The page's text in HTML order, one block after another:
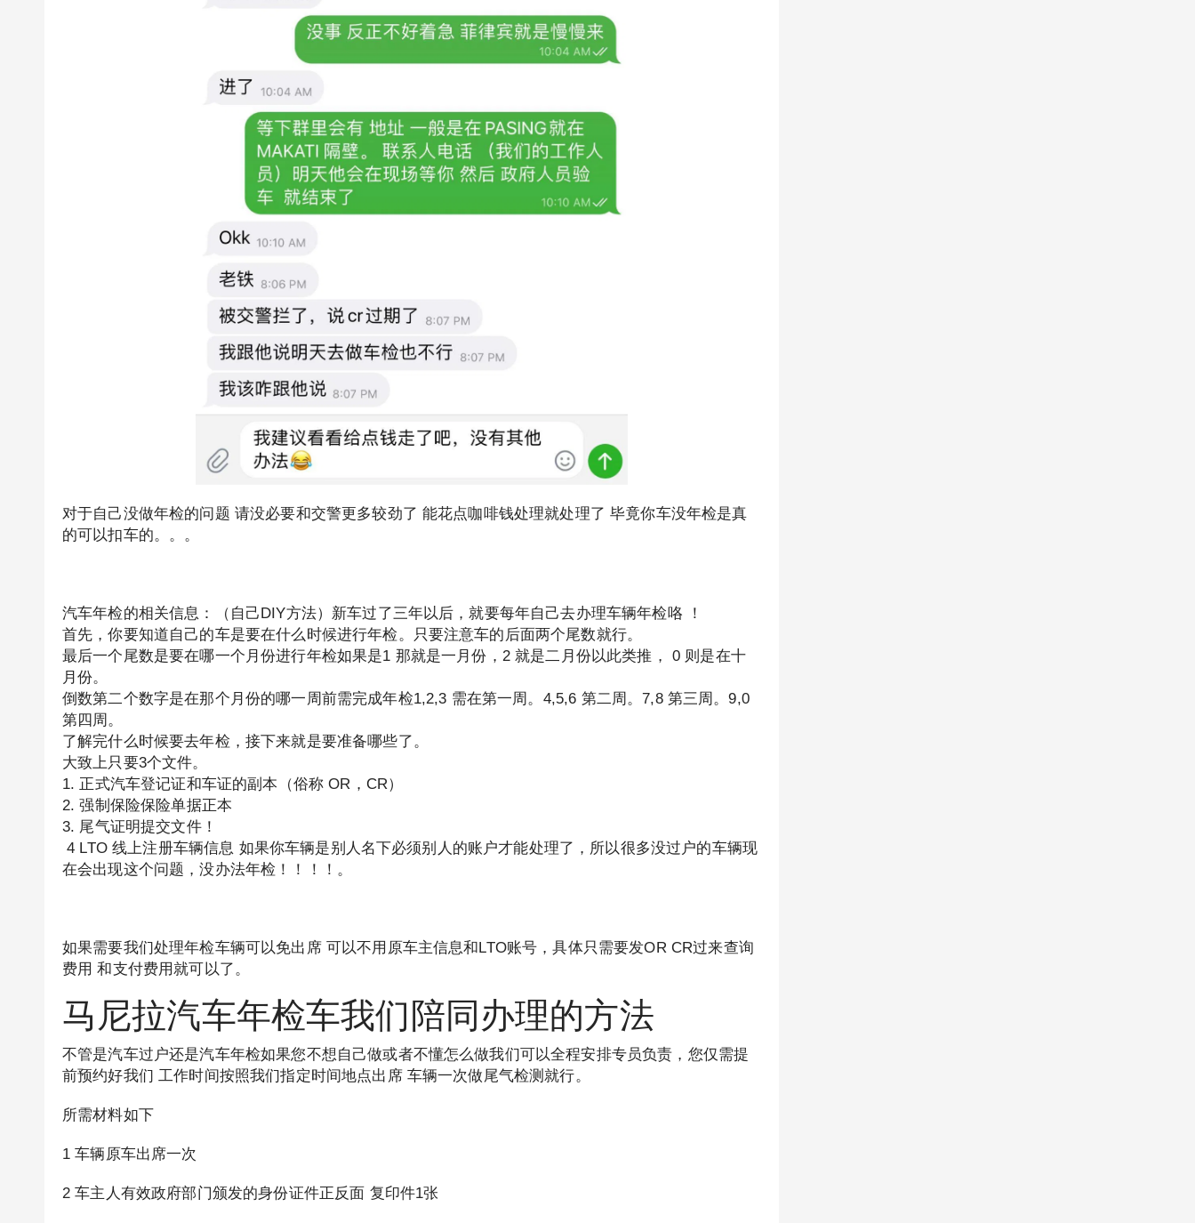
对于自己没做年检的问题 请没必要和交警更多较劲了 能花点咖啡钱处理就处理了 毕竟你车没年检是真
的可以扣车的。。。
汽车年检的相关信息：（自己DIY方法）新车过了三年以后，就要每年自己去办理车辆年检咯 ！
首先，你要知道自己的车是要在什么时候进行年检。只要注意车的后面两个尾数就行。
最后一个尾数是要在哪一个月份进行年检如果是1 那就是一月份，2 就是二月份以此类推， 0 则是在十
月份。
倒数第二个数字是在那个月份的哪一周前需完成年检1,2,3 需在第一周。4,5,6 第二周。7,8 第三周。9,0
第四周。
了解完什么时候要去年检，接下来就是要准备哪些了。
大致上只要3个文件。
1. 正式汽车登记证和车证的副本（俗称 OR，CR）
2. 强制保险保险单据正本
3. 尾气证明提交文件！
4 LTO 线上注册车辆信息 如果你车辆是别人名下必须别人的账户才能处理了，所以很多没过户的车辆现
在会出现这个问题，没办法年检！！！！。
如果需要我们处理年检车辆可以免出席 可以不用原车主信息和LTO账号，具体只需要发OR CR过来查询
费用 和支付费用就可以了。
马尼拉汽车年检车我们陪同办理的方法
不管是汽车过户还是汽车年检如果您不想自己做或者不懂怎么做我们可以全程安排专员负责，您仅需提
前预约好我们 工作时间按照我们指定时间地点出席 车辆一次做尾气检测就行。
所需材料如下
1 车辆原车出席一次
2 车主人有效政府部门颁发的身份证件正反面 复印件1张